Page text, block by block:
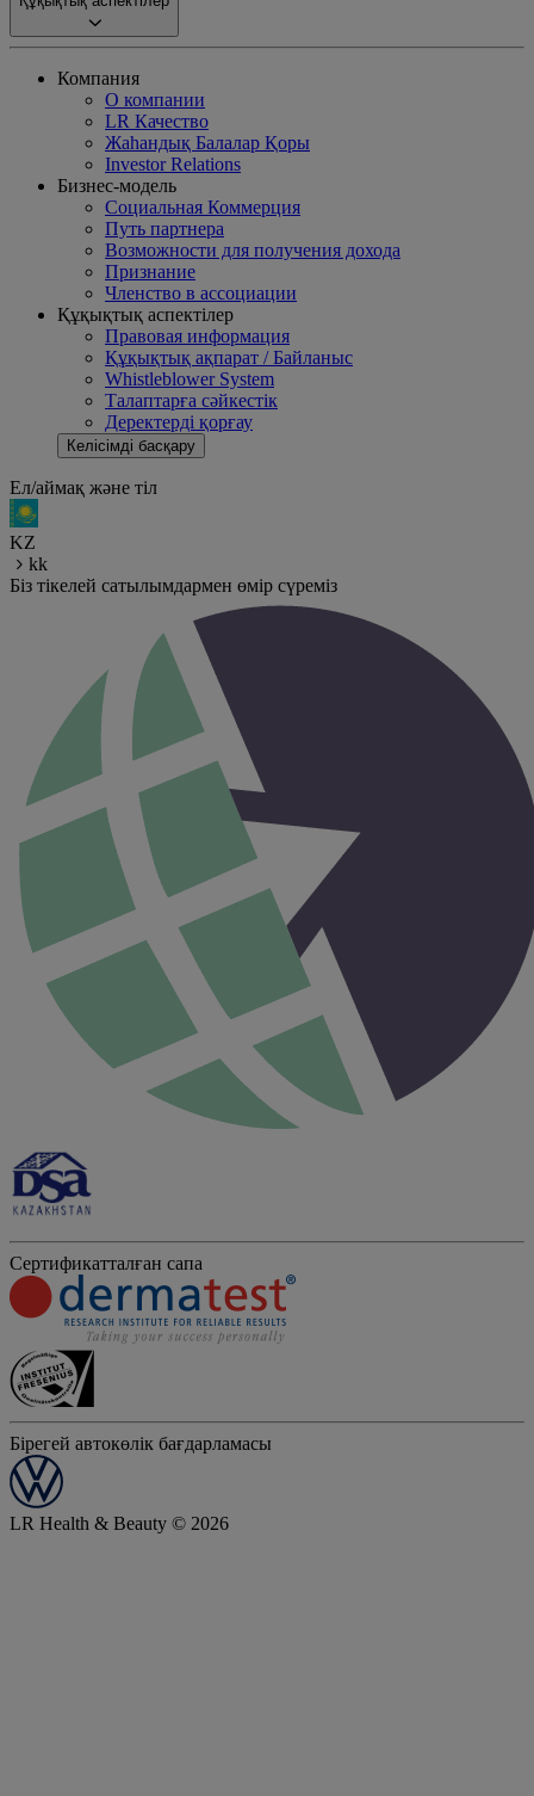
Компания
О компании
LR Качество
Жаһандық Балалар Қоры
Investor Relations
Бизнес-модель
Социальная Коммерция
Путь партнера
Возможности для получения дохода
Признание
Членство в ассоциации
Құқықтық аспектілер
Правовая информация
Құқықтық ақпарат / Байланыс
Whistleblower System
Талаптарға сәйкестік
Деректерді қорғау
Келісімді басқару
Ел/аймақ және тіл
KZ
kk
Біз тікелей сатылымдармен өмір сүреміз
Сертификатталған сапа
Бірегей автокөлік бағдарламасы
LR Health & Beauty © 2026